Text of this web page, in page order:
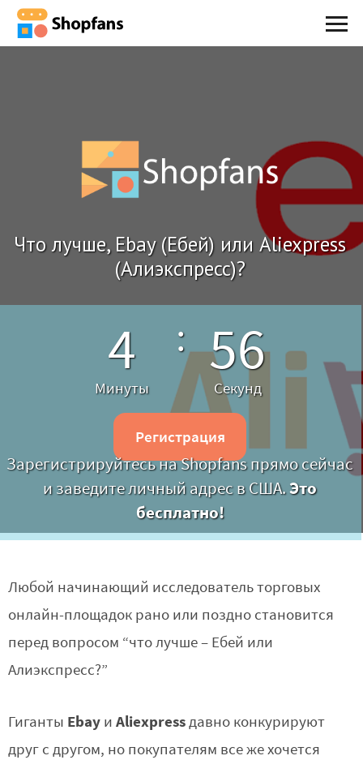
Что лучше, Ebay (Ебей) или Aliexpress
(Алиэкспресс)?
4
Минуты
55
Секунд
Регистрация
Зарегистрируйтесь на Shopfans прямо сейчас
и заведите личный адрес в США.Это
бесплатно!
Любой начинающий исследователь торговых
онлайн-площадок рано или поздно становится
перед вопросом “что лучше – Ебей или
Алиэкспресс?”
Гиганты Ebayи Aliexpressдавно конкурируют
друг с другом, но покупателям все же хочется